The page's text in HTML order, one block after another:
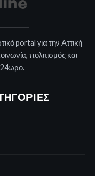
portal για την Αττική
πολιτισμός και
24ωρο.